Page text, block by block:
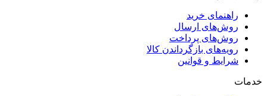
راهنمای خرید
روش‌های ارسال
روش‌های پرداخت
رویه‌های بازگرداندن کالا
شرایط و قوانین
خدمات